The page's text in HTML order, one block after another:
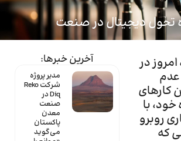
تحول دیجیتال در صنعت
آخرین خبرها:
مدیر پروژه
شرکت Reko
Diq در
صنعت
معدن
پاکستان
می‌گوید
در
عدم
کارهای
با
روبرو
که